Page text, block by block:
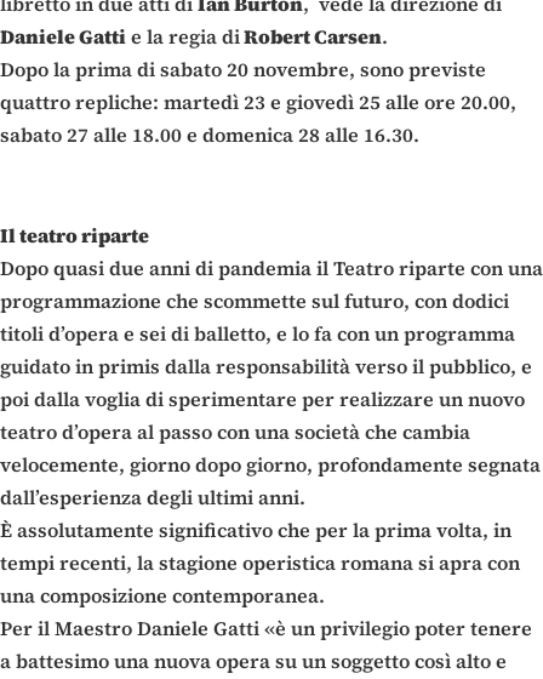
Daniele Gattie la regia diRobert Carsen.
Dopo la prima di sabato 20 novembre, sono previste
quattro repliche: martedì 23 e giovedì 25 alle ore 20.00,
sabato 27 alle 18.00 e domenica 28 alle 16.30.
Il teatro riparte
Dopo quasi due anni di pandemia il Teatro riparte con una
programmazione che scommette sul futuro, con dodici
titoli d’opera e sei di balletto, e lo fa con un programma
guidato in primis dalla responsabilità verso il pubblico, e
poi dalla voglia di sperimentare per realizzare un nuovo
teatro d’opera al passo con una società che cambia
velocemente, giorno dopo giorno, profondamente segnata
dall’esperienza degli ultimi anni.
È assolutamente significativo che per la prima volta, in
tempi recenti, la stagione operistica romana si apra con
una composizione contemporanea.
Per il Maestro Daniele Gatti «è un privilegio poter tenere
a battesimo una nuova opera su un soggetto così alto e